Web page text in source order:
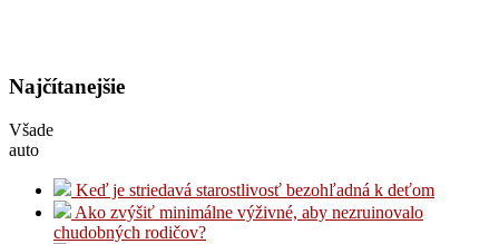
Najčítanejšie
Všade
auto
Keď je striedavá starostlivosť bezohľadná k deťom
Ako zvýšiť minimálne výživné, aby nezruinovalo
chudobných rodičov?